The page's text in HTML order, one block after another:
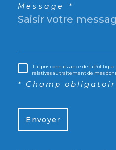
Message *
J'ai pris connaissance de la
relatives au traitement de mes
* Champ
Envoyer